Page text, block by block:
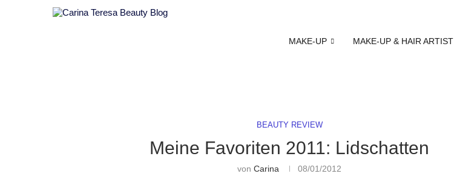
MAKE-UP MAKE-UP & HAIR ARTIST
BEAUTY REVIEW
Meine Favoriten 2011: Lidschatten
vonCarina 08/01/2012